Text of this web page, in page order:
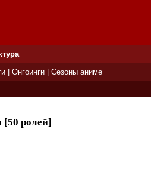
Онгоинги
Сезоны аниме
ролей]